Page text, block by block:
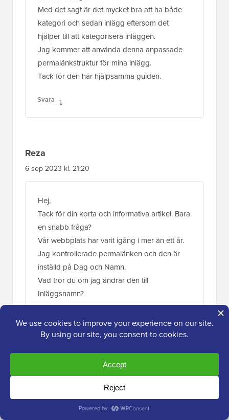
Med det sagt är det mycket bra att ha både
kategori och sedan inlägg eftersom det
hjälper till att kategorisera inläggen.
Jag kommer att använda denna anpassade
permalänkstruktur för mina inlägg.
Tack för den här hjälpsamma guiden.
Svara
Reza
6 sep 2023 kl. 21:20
Hej,
Tack för din korta och informativa artikel. Bara
en snabb fråga?
Vår webbplats har varit igång i mer än ett år.
Jag kontrollerade permalänken och den är
inställd på Dag och Namn.
Vad tror du om jag ändrar den till
Inläggsnamn?
Svara
WPBeginner Support
7 sep 2023 kl. 10:27